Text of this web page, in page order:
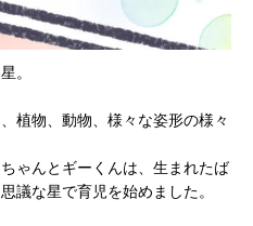
。
植物、動物、様々な姿形の様々
ゃんとギーくんは、生まれたば
議な星で育児を始めました。